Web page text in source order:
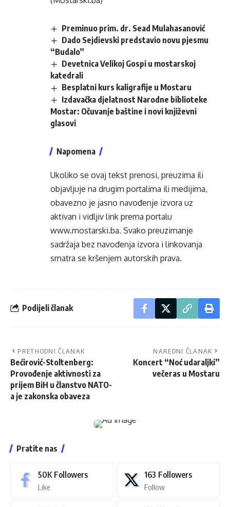
Preminuo prim. dr. Sead Mulahasanović
Dado Sejdievski predstavio novu pjesmu
“Budalo”
Devetnica Velikoj Gospi u mostarskoj
katedrali
Besplatni kurs kaligrafije u Mostaru
Izdavačka djelatnost Narodne biblioteke
Mostar: Očuvanje baštine i novi književni
glasovi
Napomena
Ukoliko se ovaj tekst prenosi, preuzima ili
objavljuje na drugim portalima ili medijima,
obavezno je jasno navođenje izvora uz
aktivan i vidljiv link prema portalu
www.mostarski.ba. Svako preuzimanje
sadržaja bez navođenja izvora i linkovanja
smatra se kršenjem autorskih prava.
Podijeli članak
PRETHODNI ČLANAK
Bećirović-Stoltenberg:
Provođenje aktivnosti za
prijem BiH u članstvo NATO-
a je zakonska obaveza
NAREDNI ČLANAK
Koncert “Noć udaraljki”
večeras u Mostaru
Pratite nas
50K Followers
Like
163 Followers
Follow